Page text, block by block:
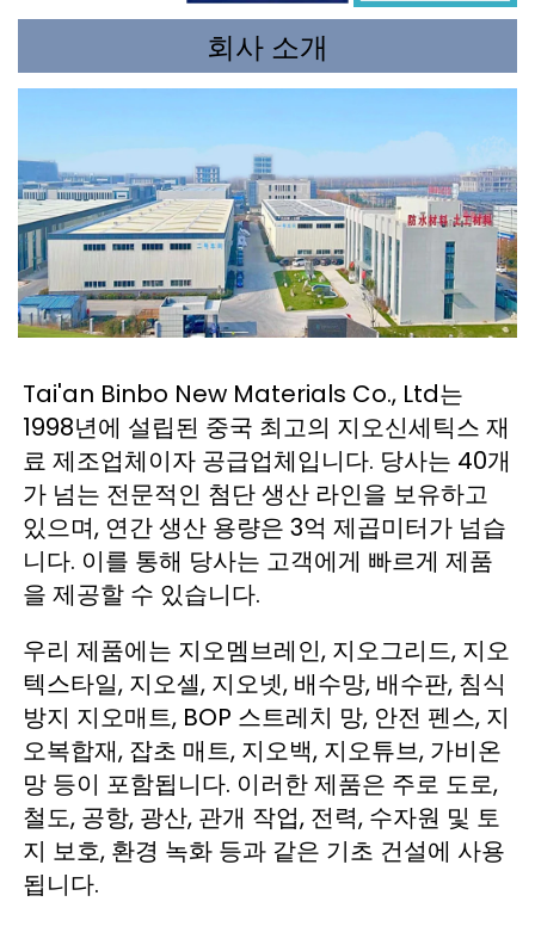
회사 소개
Tai'an Binbo New Materials Co., Ltd는
1998년에 설립된 중국 최고의 지오신세틱스 재
료 제조업체이자 공급업체입니다. 당사는 40개
가 넘는 전문적인 첨단 생산 라인을 보유하고
있으며, 연간 생산 용량은 3억 제곱미터가 넘습
니다. 이를 통해 당사는 고객에게 빠르게 제품
을 제공할 수 있습니다.
우리 제품에는 지오멤브레인, 지오그리드, 지오
텍스타일, 지오셀, 지오넷, 배수망, 배수판, 침식
방지 지오매트, BOP 스트레치 망, 안전 펜스, 지
오복합재, 잡초 매트, 지오백, 지오튜브, 가비온
망 등이 포함됩니다. 이러한 제품은 주로 도로,
철도, 공항, 광산, 관개 작업, 전력, 수자원 및 토
지 보호, 환경 녹화 등과 같은 기초 건설에 사용
됩니다.